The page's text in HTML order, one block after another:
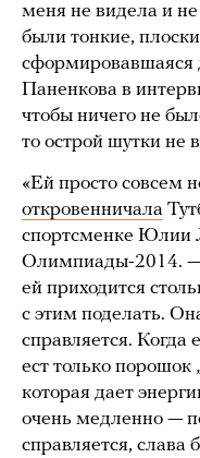
меня не видела и
были тонкие,
сформировавшаяся
Паненкова в
чтобы ничего не
то острой шутки не
«Ей просто совсем
откровенничала
спортсменке Юлии
Олимпиады-2014. —
ей приходится
с этим поделать.
справляется. Когда
ест только порошок
которая дает
очень медленно —
справляется, слава